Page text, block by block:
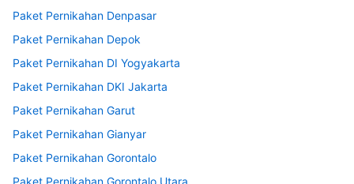
Paket Pernikahan Denpasar
Paket Pernikahan Depok
Paket Pernikahan DI Yogyakarta
Paket Pernikahan DKI Jakarta
Paket Pernikahan Garut
Paket Pernikahan Gianyar
Paket Pernikahan Gorontalo